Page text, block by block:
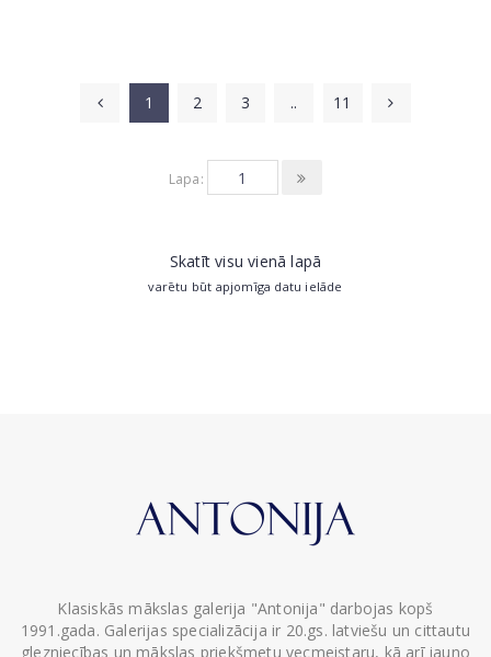
1 2 3 .. 11
Lapa:
Skatīt visu vienā lapā
varētu būt apjomīga datu ielāde
Klasiskās mākslas galerija "Antonija" darbojas kopš
1991.gada. Galerijas specializācija ir 20.gs. latviešu un cittautu
glezniecības un mākslas priekšmetu vecmeistaru, kā arī jauno